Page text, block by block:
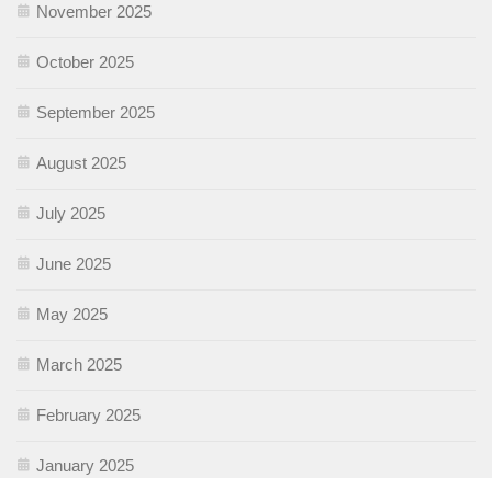
November 2025
October 2025
September 2025
August 2025
July 2025
June 2025
May 2025
March 2025
February 2025
January 2025